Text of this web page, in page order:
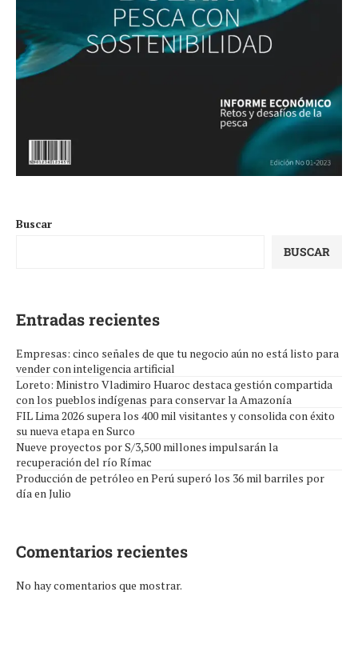
Buscar
BUSCAR
Entradas recientes
Empresas: cinco señales de que tu negocio aún no está listo para
vender con inteligencia artificial
Loreto: Ministro Vladimiro Huaroc destaca gestión compartida
con los pueblos indígenas para conservar la Amazonía
FIL Lima 2026 supera los 400 mil visitantes y consolida con éxito
su nueva etapa en Surco
Nueve proyectos por S/3,500 millones impulsarán la
recuperación del río Rímac
Producción de petróleo en Perú superó los 36 mil barriles por
día en Julio
Comentarios recientes
No hay comentarios que mostrar.